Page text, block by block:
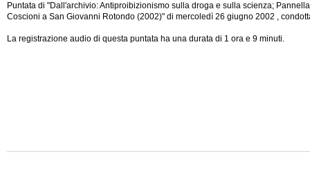
Puntata di "Dall'archivio: Antiproibizionismo sulla droga e sulla scienza;
Coscioni a San Giovanni Rotondo (2002)" di mercoledì 26 giugno 2002 ,
La registrazione audio di questa puntata ha una durata di 1 ora e 9 minuti.